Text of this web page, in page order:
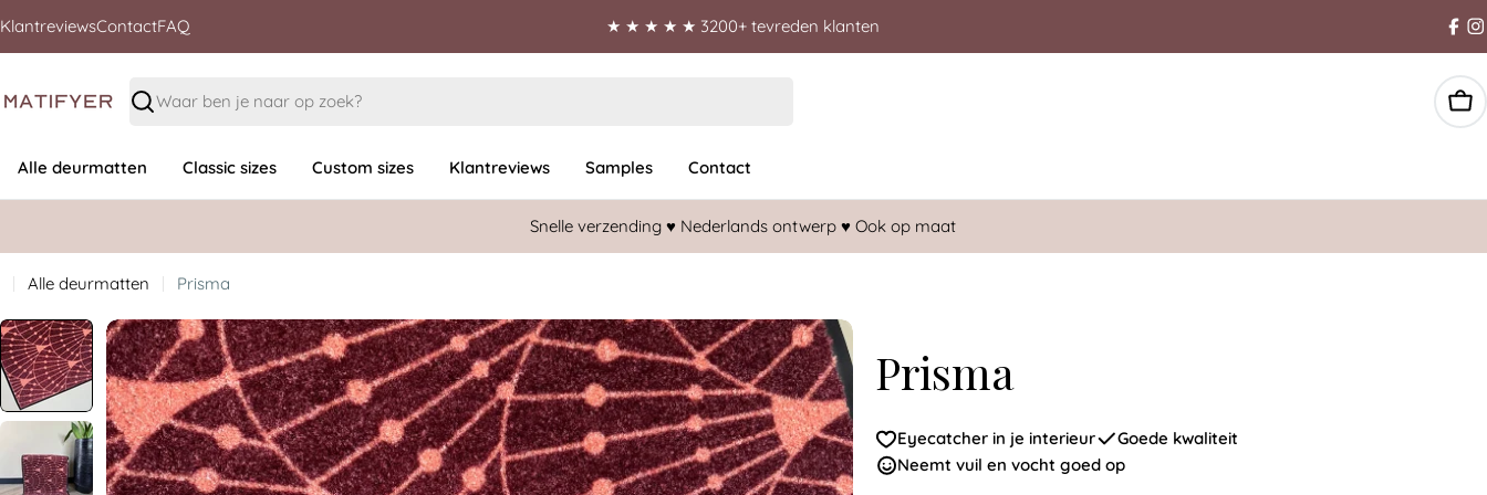
KlantreviewsContactFAQ ★ ★ ★ ★ ★ 3200+ tevreden klanten
Zoeken
Alle deurmatten Classic sizes Custom sizes Klantreviews Samples Contact
Snelle verzending ♥︎ Nederlands ontwerp ♥︎ Ook op maat
Alle deurmatten Prisma
Prisma
Eyecatcher in je interieur
Goede kwaliteit
Neemt vuil en vocht goed op